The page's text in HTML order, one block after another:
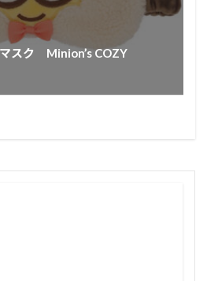
マスク Minion’s COZY